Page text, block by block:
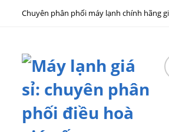
Chuyên phân phối máy lạnh chính hãng